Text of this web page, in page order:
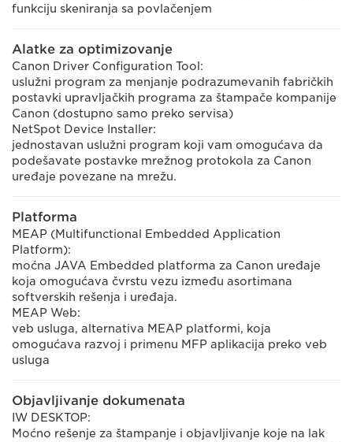
funkciju skeniranja sa povlačenjem
Alatke za optimizovanje
Canon Driver Configuration Tool:
uslužni program za menjanje podrazumevanih fabričkih
postavki upravljačkih programa za štampače kompanije
Canon (dostupno samo preko servisa)
NetSpot Device Installer:
jednostavan uslužni program koji vam omogućava da
podešavate postavke mrežnog protokola za Canon
uređaje povezane na mrežu.
Platforma
MEAP (Multifunctional Embedded Application
Platform):
moćna JAVA Embedded platforma za Canon uređaje
koja omogućava čvrstu vezu između asortimana
softverskih rešenja i uređaja.
MEAP Web:
veb usluga, alternativa MEAP platformi, koja
omogućava razvoj i primenu MFP aplikacija preko veb
usluga
Objavljivanje dokumenata
IW DESKTOP:
Moćno rešenje za štampanje i objavljivanje koje na lak